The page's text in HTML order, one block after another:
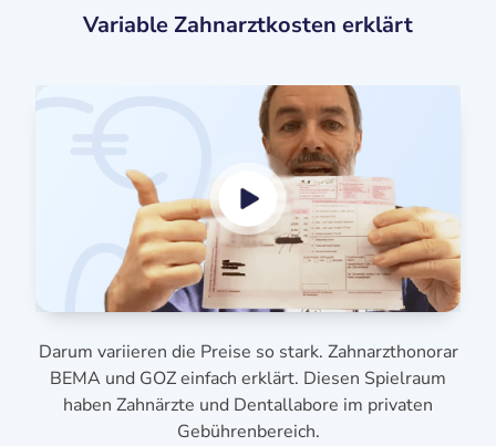
Variable Zahnarztkosten erklärt
Darum variieren die Preise so stark. Zahnarzthonorar
BEMA und GOZ einfach erklärt. Diesen Spielraum
haben Zahnärzte und Dentallabore im privaten
Gebührenbereich.